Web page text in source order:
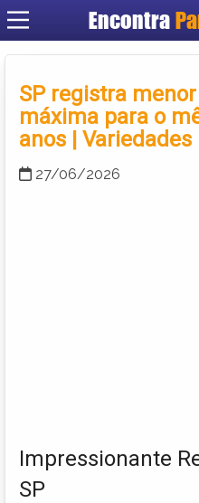
Encontra
SP registra
máxima para o
anos | Variedades
27/06/2026
Impressionante
SP